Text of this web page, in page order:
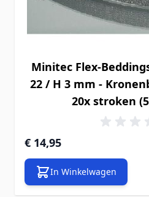
Minitec Flex-
22 / H 3 mm -
20x stroken
€ 14,95
In Winkelwagen